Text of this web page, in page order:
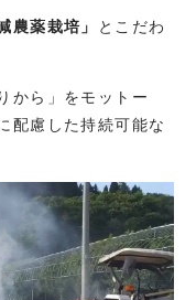
農薬栽培」
とこだわ
から」をモットー
配慮した持続可能な